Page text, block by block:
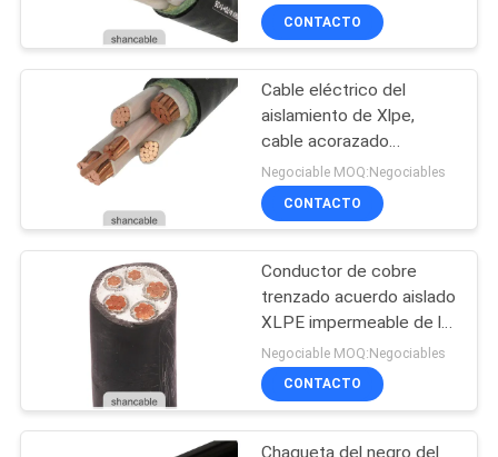
SITIO
POLÍTICA
PRIVACIDAD
Cable resistente al
fuego
Conductor desnudo
CONTACTO
Cable eléctrico del
aislamiento de Xlpe,
cable acorazado
subterráneo del Pvc Xlpe
Negociable MOQ:Negociables
CONTACTO
Conductor de cobre
trenzado acuerdo aislado
XLPE impermeable de la
baja tensión del cable de
transmisión
Negociable MOQ:Negociables
CONTACTO
Chaqueta del negro del